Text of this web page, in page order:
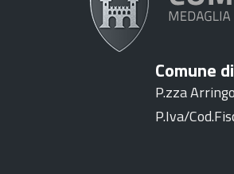
Comune
P.zza
P.Iva/